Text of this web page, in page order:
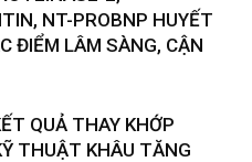
NT-PROBNP HUYẾT
ĐIỂM LÂM SÀNG, CẬN
QUẢ THAY KHỚP
THUẬT KHÂU TĂNG